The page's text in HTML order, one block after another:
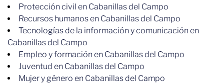
Protección civil en Cabanillas del Campo
Recursos humanos en Cabanillas del Campo
Tecnologías de la información y comunicación en
Cabanillas del Campo
Empleo y formación en Cabanillas del Campo
Juventud en Cabanillas del Campo
Mujer y género en Cabanillas del Campo